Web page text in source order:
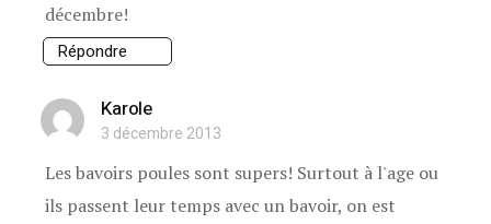
décembre!
Répondre
Karole
3 décembre 2013
Les bavoirs poules sont supers! Surtout à l'age ou
ils passent leur temps avec un bavoir, on est